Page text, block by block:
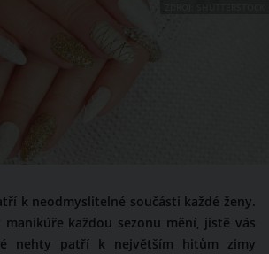
ZDROJ: SHUTTERSTOCK
k neodmyslitelné součásti každé ženy.
manikúře každou sezonu mění, jistě vás
nehty patří k největším hitům zimy